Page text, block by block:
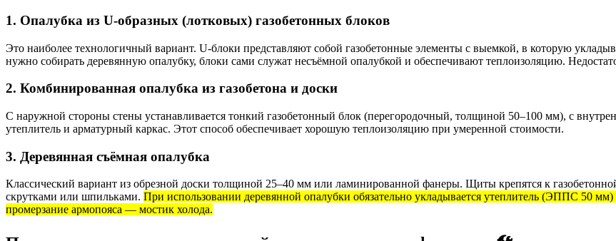
1. Опалубка из U-образных (лотковых) газобетонных блоков
Это наиболее технологичный вариант. U-блоки представляют собой газобетонные элементы с выемкой, в которую
нужно собирать деревянную опалубку, блоки сами служат несъёмной опалубкой и обеспечивают теплоизоляцию.
2. Комбинированная опалубка из газобетона и доски
С наружной стороны стены устанавливается тонкий газобетонный блок (перегородочный, толщиной 50–100 мм), с
утеплитель и арматурный каркас. Этот способ обеспечивает хорошую теплоизоляцию при умеренной стоимости.
3. Деревянная съёмная опалубка
Классический вариант из обрезной доски толщиной 25–40 мм или ламинированной фанеры. Щиты крепятся к
скрутками или шпильками. При использовании деревянной опалубки обязательно укладывается утеплитель (ЭППС 50
промерзание армопояса — мостик холода.